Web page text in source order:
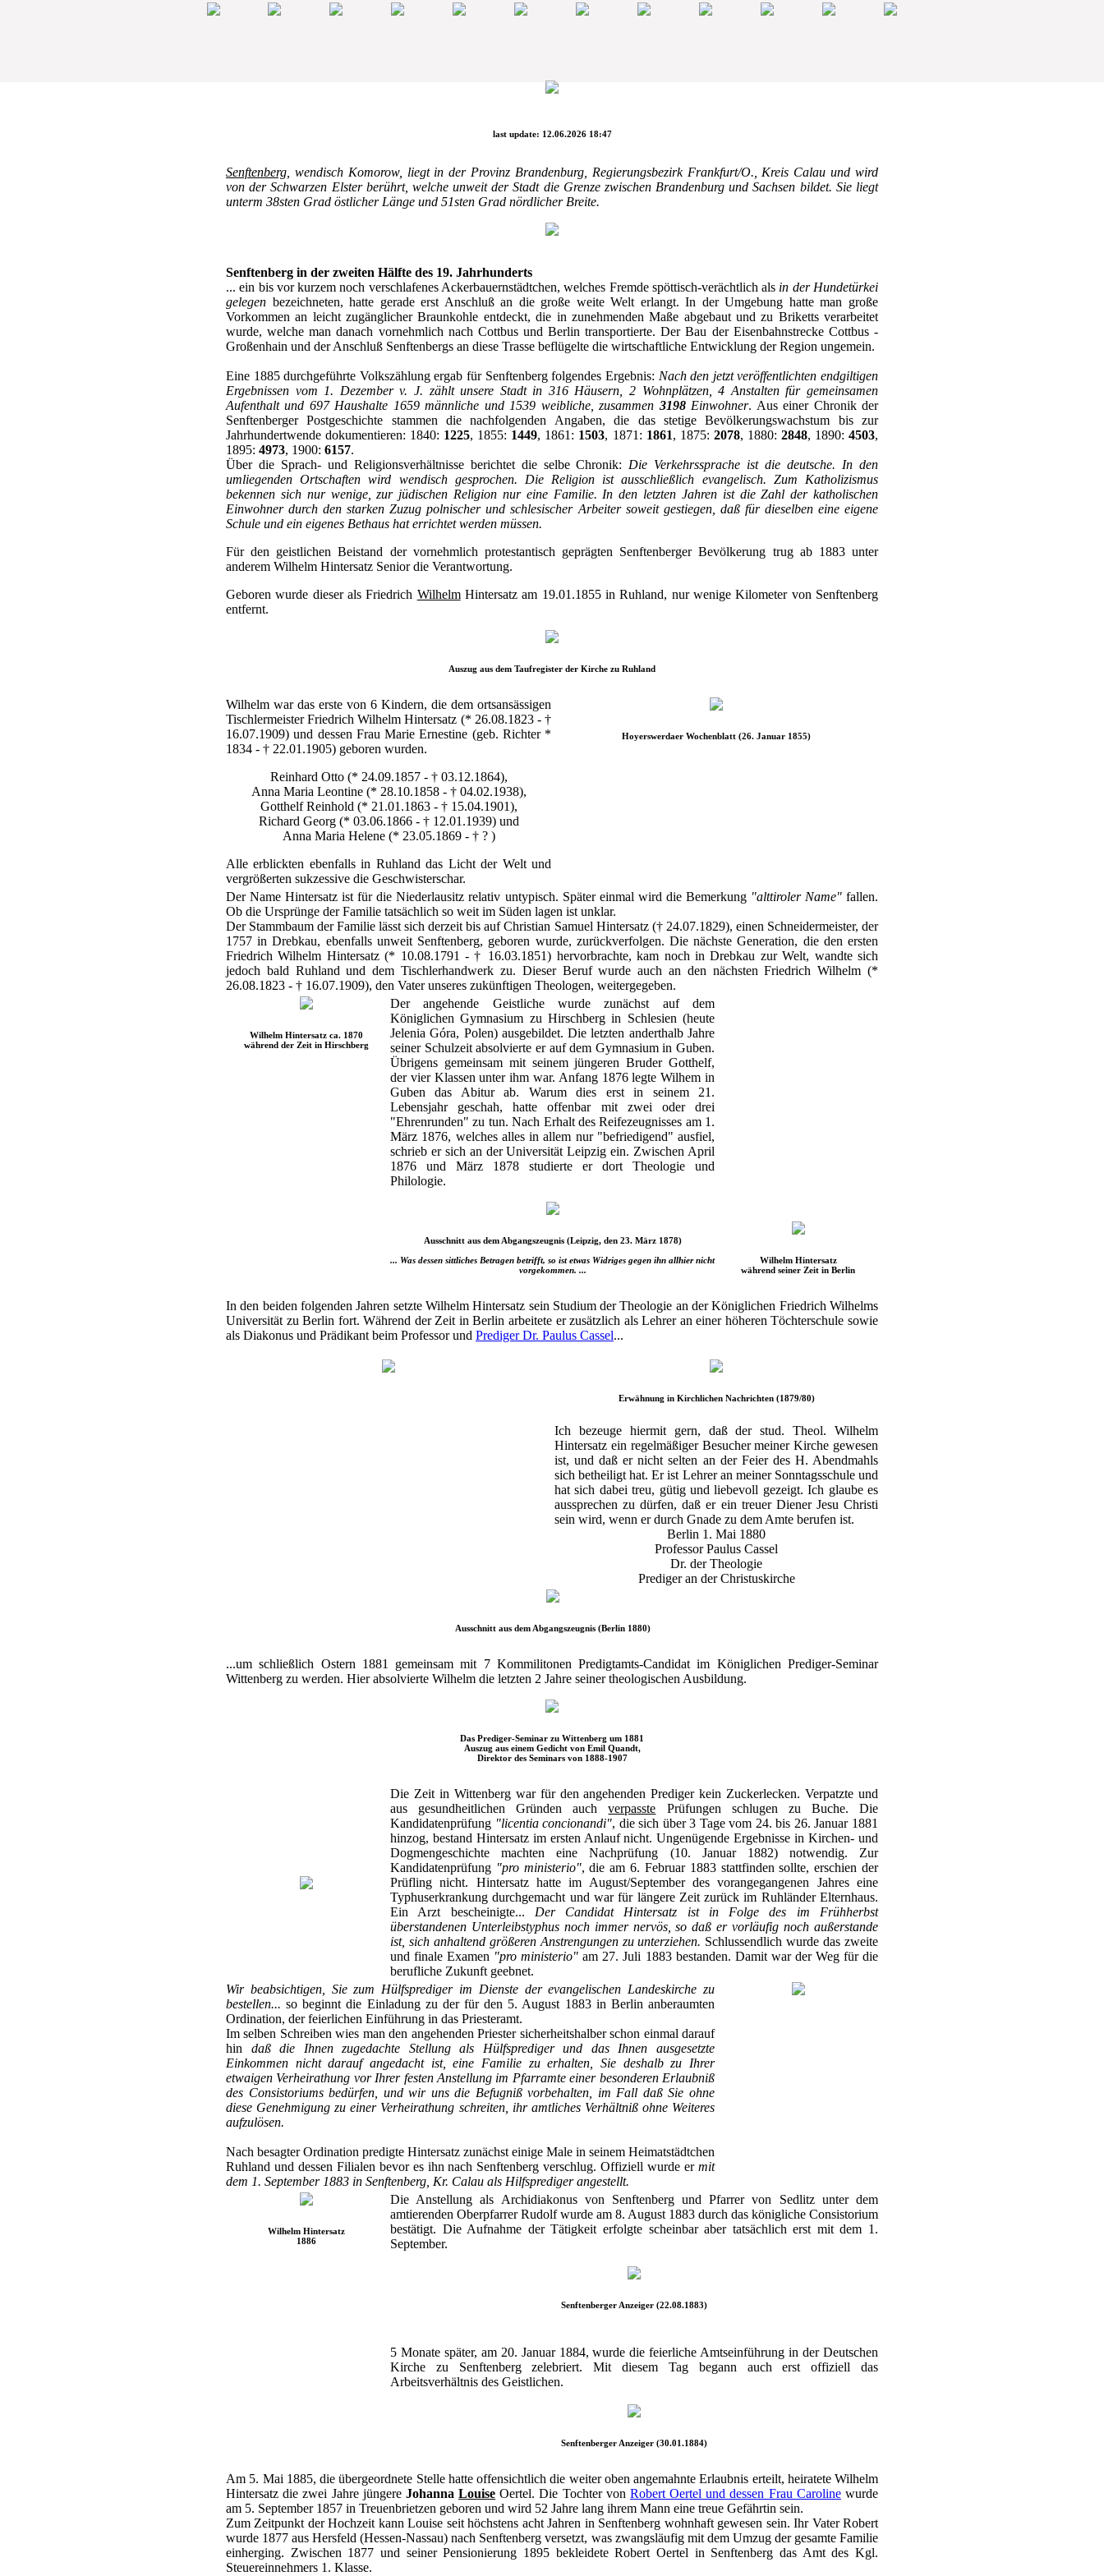
last update: 12.06.2026 18:47
Senftenberg , wendisch Komorow, liegt in der Provinz Brandenburg, Regierungsbezirk Frankfurt/O., Kreis Calau und wird
von der Schwarzen Elster berührt, welche unweit der Stadt die Grenze zwischen Brandenburg und Sachsen bildet. Sie liegt
unterm 38sten Grad östlicher Länge und 51sten Grad nördlicher Breite.
Senftenberg in der zweiten Hälfte des 19. Jahrhunderts
... ein bis vor kurzem noch verschlafenes Ackerbauernstädtchen, welches Fremde spöttisch-verächtlich als in der Hundetürkei
gelegen bezeichneten, hatte gerade erst Anschluß an die große weite Welt erlangt. In der Umgebung hatte man große
Vorkommen an leicht zugänglicher Braunkohle entdeckt, die in zunehmenden Maße abgebaut und zu Briketts verarbeitet
wurde, welche man danach vornehmlich nach Cottbus und Berlin transportierte. Der Bau der Eisenbahnstrecke Cottbus -
Großenhain und der Anschluß Senftenbergs an diese Trasse beflügelte die wirtschaftliche Entwicklung der Region ungemein.
Eine 1885 durchgeführte Volkszählung ergab für Senftenberg folgendes Ergebnis: Nach den jetzt veröffentlichten endgiltigen
Ergebnissen vom 1. Dezember v. J. zählt unsere Stadt in 316 Häusern, 2 Wohnplätzen, 4 Anstalten für gemeinsamen
Aufenthalt und 697 Haushalte 1659 männliche und 1539 weibliche, zusammen 3198Einwohner. Aus einer Chronik der
Senftenberger Postgeschichte stammen die nachfolgenden Angaben, die das stetige Bevölkerungswachstum bis zur
Jahrhundertwende dokumentieren: 1840: 1225, 1855: 1449, 1861: 1503, 1871: 1861, 1875: 2078, 1880: 2848, 1890:4503,
1895: 4973, 1900: 6157.
Über die Sprach- und Religionsverhältnisse berichtet die selbe Chronik: Die Verkehrssprache ist die deutsche. In den
umliegenden Ortschaften wird wendisch gesprochen. Die Religion ist ausschließlich evangelisch. Zum Katholizismus
bekennen sich nur wenige, zur jüdischen Religion nur eine Familie. In den letzten Jahren ist die Zahl der katholischen
Einwohner durch den starken Zuzug polnischer und schlesischer Arbeiter soweit gestiegen, daß für dieselben eine eigene
Schule und ein eigenes Bethaus hat errichtet werden müssen.
Für den geistlichen Beistand der vornehmlich protestantisch geprägten Senftenberger Bevölkerung trug ab 1883 unter
anderem Wilhelm Hintersatz Senior die Verantwortung.
Geboren wurde dieser als Friedrich WilhelmHintersatz am 19.01.1855 in Ruhland, nur wenige Kilometer von Senftenberg
entfernt.
Auszug aus dem Taufregister der Kirche zu Ruhland
Wilhelm war das erste von 6 Kindern, die dem ortsansässigen
Tischlermeister Friedrich Wilhelm Hintersatz (* 26.08.1823 - †
16.07.1909) und dessen Frau Marie Ernestine (geb. Richter *
1834 - † 22.01.1905) geboren wurden.
Reinhard Otto (* 24.09.1857 - † 03.12.1864),
Anna Maria Leontine (* 28.10.1858 - † 04.02.1938),
Gotthelf Reinhold (* 21.01.1863 - † 15.04.1901),
Richard Georg (* 03.06.1866 - † 12.01.1939) und
Anna Maria Helene (* 23.05.1869 - † ? )
Alle erblickten ebenfalls in Ruhland das Licht der Welt und
vergrößerten sukzessive die Geschwisterschar.
Hoyerswerdaer Wochenblatt (26. Januar 1855)
Der Name Hintersatz ist für die Niederlausitz relativ untypisch. Später einmal wird die Bemerkung "alttiroler Name"fallen.
Ob die Ursprünge der Familie tatsächlich so weit im Süden lagen ist unklar.
Der Stammbaum der Familie lässt sich derzeit bis auf Christian Samuel Hintersatz († 24.07.1829), einen Schneidermeister, der
1757 in Drebkau, ebenfalls unweit Senftenberg, geboren wurde, zurückverfolgen. Die nächste Generation, die den ersten
Friedrich Wilhelm Hintersatz (* 10.08.1791 - † 16.03.1851) hervorbrachte, kam noch in Drebkau zur Welt, wandte sich
jedoch bald Ruhland und dem Tischlerhandwerk zu. Dieser Beruf wurde auch an den nächsten Friedrich Wilhelm (*
26.08.1823 - † 16.07.1909), den Vater unseres zukünftigen Theologen, weitergegeben.
Wilhelm Hintersatz ca. 1870
während der Zeit in Hirschberg
Der angehende Geistliche wurde zunächst auf dem
Königlichen Gymnasium zu Hirschberg in Schlesien (heute
Jelenia Góra, Polen) ausgebildet. Die letzten anderthalb Jahre
seiner Schulzeit absolvierte er auf dem Gymnasium in Guben.
Übrigens gemeinsam mit seinem jüngeren Bruder Gotthelf,
der vier Klassen unter ihm war. Anfang 1876 legte Wilhem in
Guben das Abitur ab. Warum dies erst in seinem 21.
Lebensjahr geschah, hatte offenbar mit zwei oder drei
"Ehrenrunden" zu tun. Nach Erhalt des Reifezeugnisses am 1.
März 1876, welches alles in allem nur "befriedigend" ausfiel,
schrieb er sich an der Universität Leipzig ein. Zwischen April
1876 und März 1878 studierte er dort Theologie und
Philologie.
Ausschnitt aus dem Abgangszeugnis (Leipzig, den 23. März 1878)
... Was dessen sittliches Betragen betrifft, so ist etwas Widriges gegen ihn allhier nicht
vorgekommen. ...
Wilhelm Hintersatz
während seiner Zeit in Berlin
In den beiden folgenden Jahren setzte Wilhelm Hintersatz sein Studium der Theologie an der Königlichen Friedrich Wilhelms
Universität zu Berlin fort. Während der Zeit in Berlin arbeitete er zusätzlich als Lehrer an einer höheren Töchterschule sowie
als Diakonus und Prädikant beim Professor und Prediger Dr. Paulus Cassel...
Erwähnung in Kirchlichen Nachrichten (1879/80)
Ich bezeuge hiermit gern, daß der stud. Theol. Wilhelm
Hintersatz ein regelmäßiger Besucher meiner Kirche gewesen
ist, und daß er nicht selten an der Feier des H. Abendmahls
sich betheiligt hat. Er ist Lehrer an meiner Sonntagsschule und
hat sich dabei treu, gütig und liebevoll gezeigt. Ich glaube es
aussprechen zu dürfen, daß er ein treuer Diener Jesu Christi
sein wird, wenn er durch Gnade zu dem Amte berufen ist.
Berlin 1. Mai 1880
Professor Paulus Cassel
Dr. der Theologie
Prediger an der Christuskirche
Ausschnitt aus dem Abgangszeugnis (Berlin 1880)
...um schließlich Ostern 1881 gemeinsam mit 7 Kommilitonen Predigtamts-Candidat im Königlichen Prediger-Seminar
Wittenberg zu werden. Hier absolvierte Wilhelm die letzten 2 Jahre seiner theologischen Ausbildung.
Das Prediger-Seminar zu Wittenberg um 1881
Auszug aus einem Gedicht von Emil Quandt,
Direktor des Seminars von 1888-1907
Die Zeit in Wittenberg war für den angehenden Prediger kein Zuckerlecken. Verpatzte und
aus gesundheitlichen Gründen auchverpasste Prüfungen schlugen zu Buche. Die
Kandidatenprüfung "licentia concionandi", die sich über 3 Tage vom 24. bis 26. Januar 1881
hinzog, bestand Hintersatz im ersten Anlauf nicht. Ungenügende Ergebnisse in Kirchen- und
Dogmengeschichte machten eine Nachprüfung (10. Januar 1882) notwendig. Zur
Kandidatenprüfung "pro ministerio", die am 6. Februar 1883 stattfinden sollte, erschien der
Prüfling nicht. Hintersatz hatte im August/September des vorangegangenen Jahres eine
Typhuserkrankung durchgemacht und war für längere Zeit zurück im Ruhländer Elternhaus.
Ein Arzt bescheinigte... Der Candidat Hintersatz ist in Folge des im Frühherbst
überstandenen Unterleibstyphus noch immer nervös, so daß er vorläufig noch außerstande
ist, sich anhaltend größeren Anstrengungen zu unterziehen. Schlussendlich wurde das zweite
und finale Examen "pro ministerio" am 27. Juli 1883 bestanden. Damit war der Weg für die
berufliche Zukunft geebnet.
Wir beabsichtigen, Sie zum Hülfsprediger im Dienste der evangelischen Landeskirche zu
bestellen... so beginnt die Einladung zu der für den 5. August 1883 in Berlin anberaumten
Ordination, der feierlichen Einführung in das Priesteramt.
Im selben Schreiben wies man den angehenden Priester sicherheitshalber schon einmal darauf
hin daß die Ihnen zugedachte Stellung als Hülfsprediger und das Ihnen ausgesetzte
Einkommen nicht darauf angedacht ist, eine Familie zu erhalten, Sie deshalb zu Ihrer
etwaigen Verheirathung vor Ihrer festen Anstellung im Pfarramte einer besonderen Erlaubniß
des Consistoriums bedürfen, und wir uns die Befugniß vorbehalten, im Fall daß Sie ohne
diese Genehmigung zu einer Verheirathung schreiten, ihr amtliches Verhältniß ohne Weiteres
aufzulösen.
Nach besagter Ordination predigte Hintersatz zunächst einige Male in seinem Heimatstädtchen
Ruhland und dessen Filialen bevor es ihn nach Senftenberg verschlug. Offiziell wurde er mit
dem 1. September 1883 in Senftenberg, Kr. Calau als Hilfsprediger angestellt.
Wilhelm Hintersatz
1886
Die Anstellung als Archidiakonus von Senftenberg und Pfarrer von Sedlitz unter dem
amtierenden Oberpfarrer Rudolf wurde am 8. August 1883 durch das königliche Consistorium
bestätigt. Die Aufnahme der Tätigkeit erfolgte scheinbar aber tatsächlich erst mit dem 1.
September.
Senftenberger Anzeiger (22.08.1883)
5 Monate später, am 20. Januar 1884, wurde die feierliche Amtseinführung in der Deutschen
Kirche zu Senftenberg zelebriert. Mit diesem Tag begann auch erst offiziell das
Arbeitsverhältnis des Geistlichen.
Senftenberger Anzeiger (30.01.1884)
Am 5. Mai 1885, die übergeordnete Stelle hatte offensichtlich die weiter oben angemahnte Erlaubnis erteilt, heiratete Wilhelm
Hintersatz die zwei Jahre jüngere JohannaLouise Oertel. Die Tochter von Robert Oertel und dessen Frau Carolinewurde
am 5. September 1857 in Treuenbrietzen geboren und wird 52 Jahre lang ihrem Mann eine treue Gefährtin sein.
Zum Zeitpunkt der Hochzeit kann Louise seit höchstens acht Jahren in Senftenberg wohnhaft gewesen sein. Ihr Vater Robert
wurde 1877 aus Hersfeld (Hessen-Nassau) nach Senftenberg versetzt, was zwangsläufig mit dem Umzug der gesamte Familie
einherging. Zwischen 1877 und seiner Pensionierung 1895 bekleidete Robert Oertel in Senftenberg das Amt des Kgl.
Steuereinnehmers 1. Klasse.